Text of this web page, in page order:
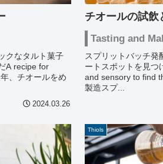
クなタルト菓子
A recipe for
、チオールをめ
2024.03.26
チオールの試飲
Tasting and
スプリットバッチ発
ートスポットを見
and sensory to find
製造スプ...
Thiols